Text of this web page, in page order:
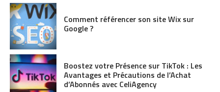
Comment référencer son site Wix sur
Google ?
Boostez votre Présence sur TikTok : Les
Avantages et Précautions de l’Achat
d’Abonnés avec CeliAgency